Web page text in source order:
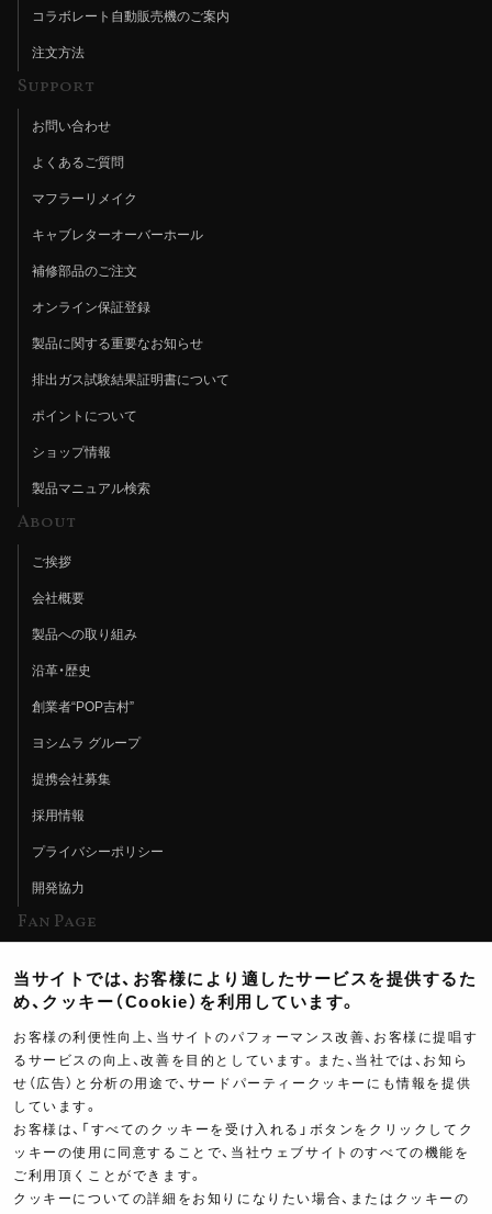
コラボレート自動販売機のご案内
注文方法
Support
お問い合わせ
よくあるご質問
マフラーリメイク
キャブレターオーバーホール
補修部品のご注文
オンライン保証登録
製品に関する重要なお知らせ
排出ガス試験結果証明書について
ポイントについて
ショップ情報
製品マニュアル検索
About
ご挨拶
会社概要
製品への取り組み
沿革・歴史
創業者“POP吉村”
ヨシムラ グループ
提携会社募集
採用情報
プライバシーポリシー
開発協力
Fan Page
ヨシムラTV
イベント情報
イベントスケジュール
ツーリングブレイクタイム
製品ポスター
当サイトでは、お客様により適したサービスを提供するた
め、クッキー（Cookie）を利用しています。
お客様の利便性向上、当サイトのパフォーマンス改善、お客様に提唱す
るサービスの向上、改善を目的としています。また、当社では、お知ら
せ（広告）と分析の用途で、サードパーティークッキーにも情報を提供
しています。
お客様は、「すべてのクッキーを受け入れる」ボタンをクリックしてク
ッキーの使用に同意することで、当社ウェブサイトのすべての機能を
ご利用頂くことができます。
クッキーについての詳細をお知りになりたい場合、またはクッキーの